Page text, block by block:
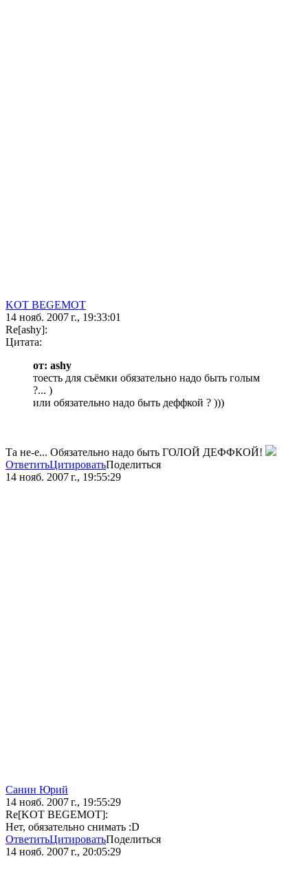
KOT BEGEMOT
14 нояб. 2007 г., 19:33:01
Re[ashy]:
Цитата:
от: ashy
тоесть для съёмки обязательно надо быть голым
?... )
или обязательно надо быть деффкой ? )))
Та не-е... Обязательно надо быть ГОЛОЙ ДЕФФКОЙ!
ОтветитьЦитироватьПоделиться
14 нояб. 2007 г., 19:55:29
Санин Юрий
14 нояб. 2007 г., 19:55:29
Re[KOT BEGEMOT]:
Нет, обязательно снимать :D
ОтветитьЦитироватьПоделиться
14 нояб. 2007 г., 20:05:29